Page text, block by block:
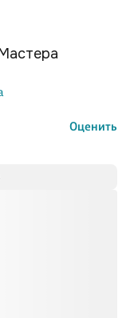
Оценить